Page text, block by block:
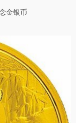
金银币